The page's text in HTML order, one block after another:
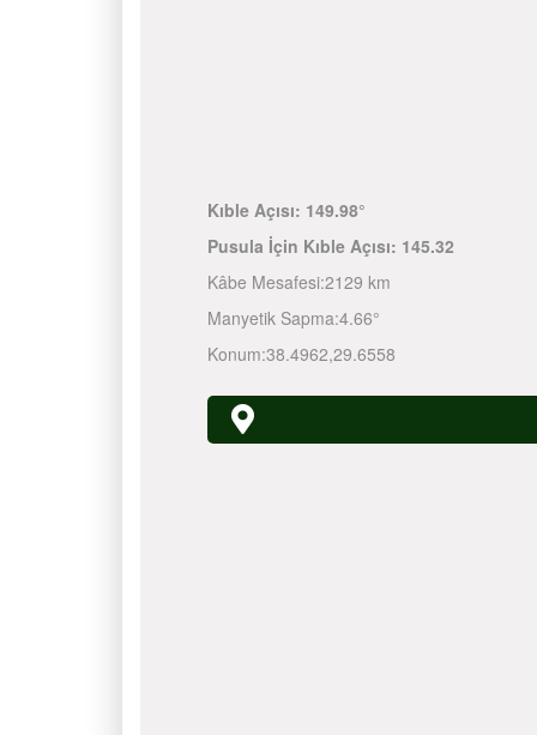
Kıble Açısı: 149.98°
Pusula İçin Kıble Açısı: 145.32
Kâbe Mesafesi:2129 km
Manyetik Sapma:4.66°
Konum:38.4962,29.6558